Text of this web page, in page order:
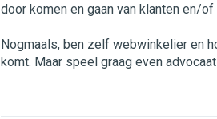
door komen en gaan van klanten en/
Nogmaals, ben zelf webwinkelier en
komt. Maar speel graag even